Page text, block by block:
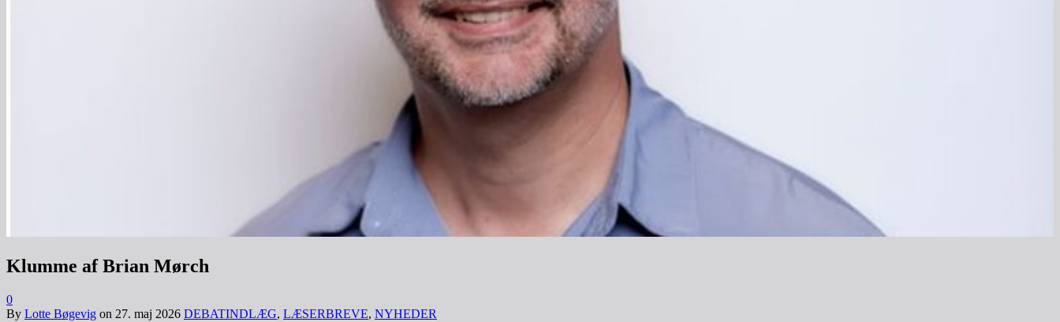
Klumme af Brian Mørch
0
By Lotte Bøgevig on 27. maj 2026 DEBATINDLÆG, LÆSERBREVE, NYHEDER